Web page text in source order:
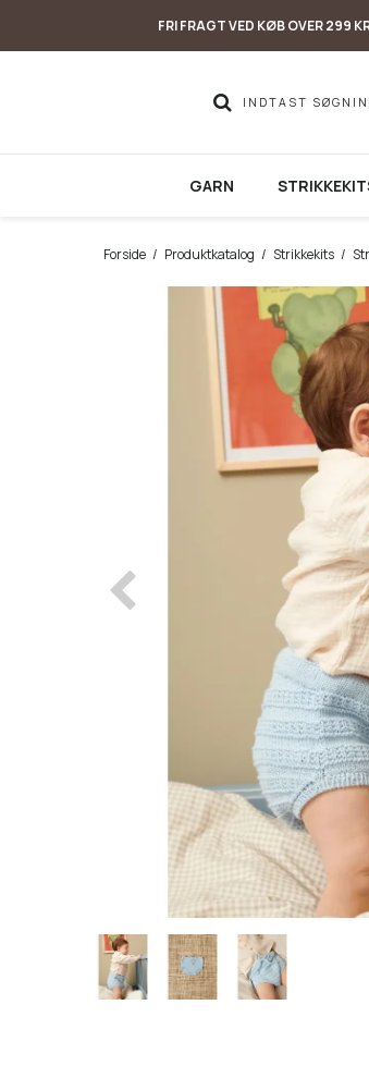
FRI FRAGT VED KØB OVER 299
GARN
Forside / Produktkatalog / Strikkekits /